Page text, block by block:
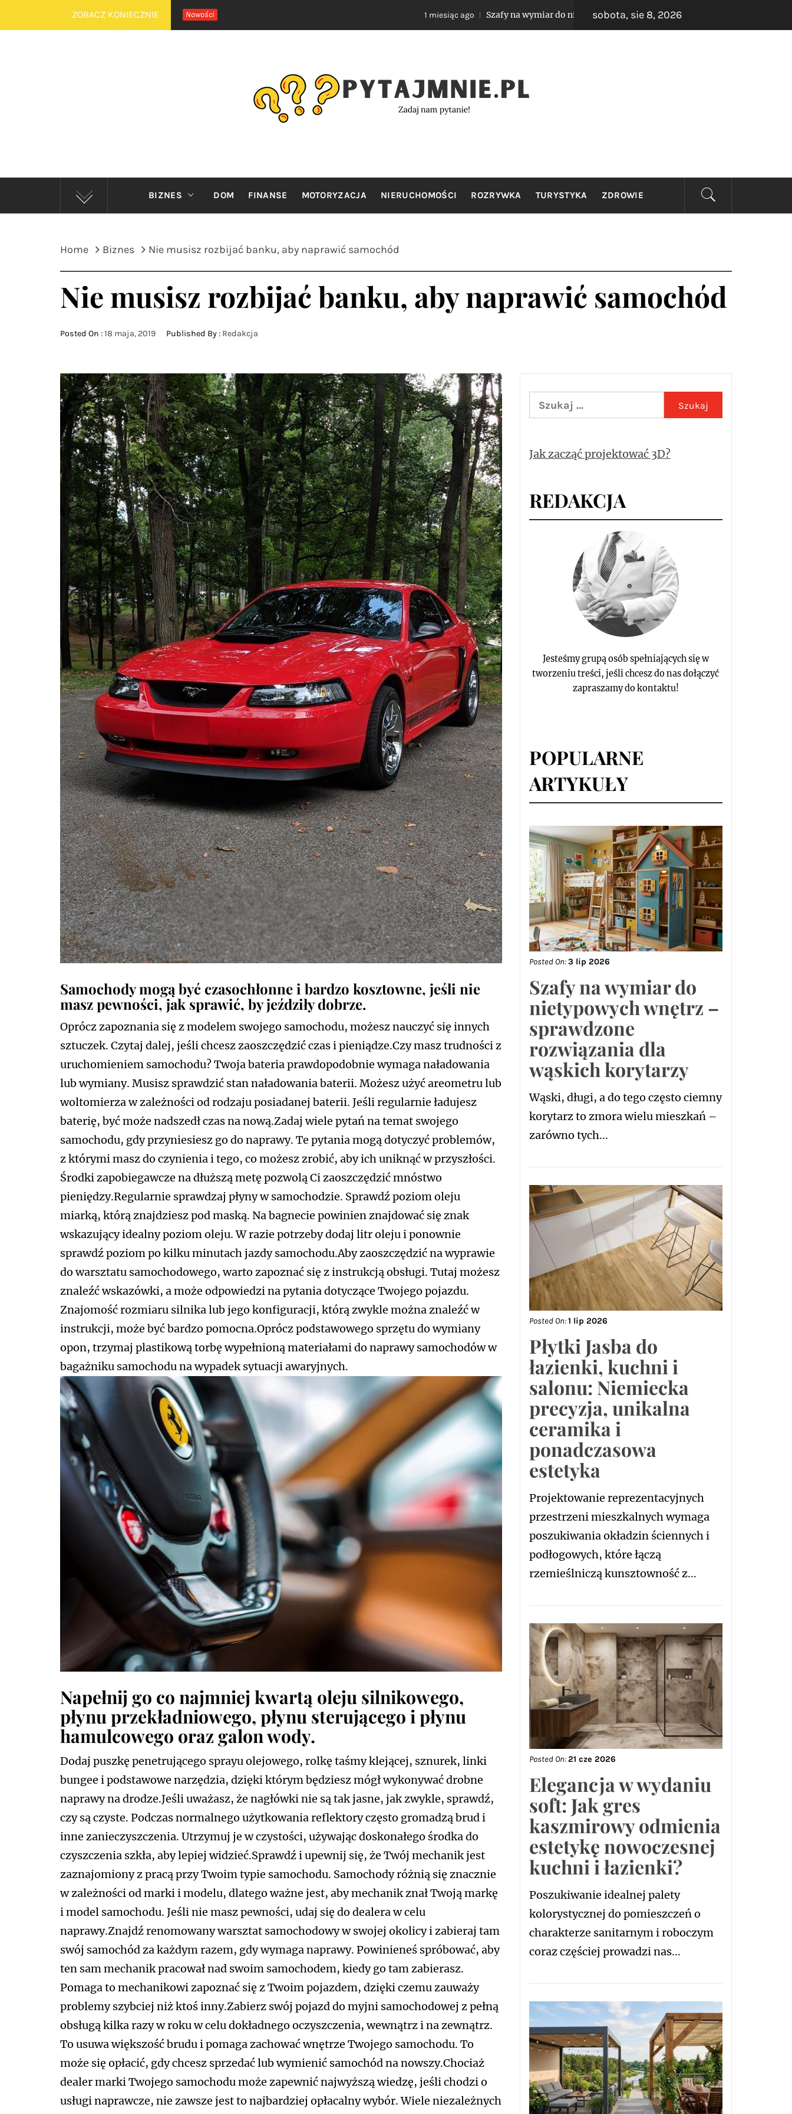
to
ZOBACZ KONIECZNIE Nowości Szafy na wymiar do nietypowych wnętrz – sprawdzone rozwiązania dla wąskich
sobota, sie 8, 2026
PYTAJMNIE.PL
Zadaj nam pytanie!
BIZNES DOM FINANSE MOTORYZACJA NIERUCHOMOŚCI ROZRYWKA TURYSTYKA ZDROWIE
Home Biznes Nie musisz rozbijać banku, aby naprawić samochód
Nie musisz rozbijać banku, aby naprawić samochód
Posted On :18 maja, 2019 Published By : Redakcja
Samochody mogą być czasochłonne i bardzo kosztowne, jeśli nie
masz pewności, jak sprawić, by jeździły dobrze.
Oprócz zapoznania się z modelem swojego samochodu, możesz nauczyć się innych
sztuczek. Czytaj dalej, jeśli chcesz zaoszczędzić czas i pieniądze.Czy masz trudności z
uruchomieniem samochodu? Twoja bateria prawdopodobnie wymaga naładowania
lub wymiany. Musisz sprawdzić stan naładowania baterii. Możesz użyć areometru lub
woltomierza w zależności od rodzaju posiadanej baterii. Jeśli regularnie ładujesz
baterię, być może nadszedł czas na nową.Zadaj wiele pytań na temat swojego
samochodu, gdy przyniesiesz go do naprawy. Te pytania mogą dotyczyć problemów,
z którymi masz do czynienia i tego, co możesz zrobić, aby ich uniknąć w przyszłości.
Środki zapobiegawcze na dłuższą metę pozwolą Ci zaoszczędzić mnóstwo
pieniędzy.Regularnie sprawdzaj płyny w samochodzie. Sprawdź poziom oleju
miarką, którą znajdziesz pod maską. Na bagnecie powinien znajdować się znak
wskazujący idealny poziom oleju. W razie potrzeby dodaj litr oleju i ponownie
sprawdź poziom po kilku minutach jazdy samochodu.Aby zaoszczędzić na wyprawie
do warsztatu samochodowego, warto zapoznać się z instrukcją obsługi. Tutaj możesz
znaleźć wskazówki, a może odpowiedzi na pytania dotyczące Twojego pojazdu.
Znajomość rozmiaru silnika lub jego konfiguracji, którą zwykle można znaleźć w
instrukcji, może być bardzo pomocna.Oprócz podstawowego sprzętu do wymiany
opon, trzymaj plastikową torbę wypełnioną materiałami do naprawy samochodów w
bagażniku samochodu na wypadek sytuacji awaryjnych.
Napełnij go co najmniej kwartą oleju silnikowego,
płynu przekładniowego, płynu sterującego i płynu
hamulcowego oraz galon wody.
Dodaj puszkę penetrującego sprayu olejowego, rolkę taśmy klejącej, sznurek, linki
bungee i podstawowe narzędzia, dzięki którym będziesz mógł wykonywać drobne
naprawy na drodze.Jeśli uważasz, że nagłówki nie są tak jasne, jak zwykle, sprawdź,
czy są czyste. Podczas normalnego użytkowania reflektory często gromadzą brud i
inne zanieczyszczenia. Utrzymuj je w czystości, używając doskonałego środka do
czyszczenia szkła, aby lepiej widzieć.Sprawdź i upewnij się, że Twój mechanik jest
zaznajomiony z pracą przy Twoim typie samochodu. Samochody różnią się znacznie
w zależności od marki i modelu, dlatego ważne jest, aby mechanik znał Twoją markę
i model samochodu. Jeśli nie masz pewności, udaj się do dealera w celu
naprawy.Znajdź renomowany warsztat samochodowy w swojej okolicy i zabieraj tam
swój samochód za każdym razem, gdy wymaga naprawy. Powinieneś spróbować, aby
ten sam mechanik pracował nad swoim samochodem, kiedy go tam zabierasz.
Pomaga to mechanikowi zapoznać się z Twoim pojazdem, dzięki czemu zauważy
problemy szybciej niż ktoś inny.Zabierz swój pojazd do myjni samochodowej z pełną
obsługą kilka razy w roku w celu dokładnego oczyszczenia, wewnątrz i na zewnątrz.
To usuwa większość brudu i pomaga zachować wnętrze Twojego samochodu. To
może się opłacić, gdy chcesz sprzedać lub wymienić samochód na nowszy.Chociaż
dealer marki Twojego samochodu może zapewnić najwyższą wiedzę, jeśli chodzi o
usługi naprawcze, nie zawsze jest to najbardziej opłacalny wybór. Wiele niezależnych
Szukaj:
Jak zacząć projektować 3D?
REDAKCJA
Jesteśmy grupą osób spełniających się w
tworzeniu treści, jeśli chcesz do nas dołączyć
zapraszamy do kontaktu!
POPULARNE
ARTYKUŁY
Posted On:3 lip 2026
Szafy na wymiar do
nietypowych wnętrz –
sprawdzone
rozwiązania dla
wąskich korytarzy
Wąski, długi, a do tego często ciemny
korytarz to zmora wielu mieszkań –
zarówno tych...
Posted On:1 lip 2026
Płytki Jasba do
łazienki, kuchni i
salonu: Niemiecka
precyzja, unikalna
ceramika i
ponadczasowa
estetyka
Projektowanie reprezentacyjnych
przestrzeni mieszkalnych wymaga
poszukiwania okładzin ściennych i
podłogowych, które łączą
rzemieślniczą kunsztowność z...
Posted On:21 cze 2026
Elegancja w wydaniu
soft: Jak gres
kaszmirowy odmienia
estetykę nowoczesnej
kuchni i łazienki?
Poszukiwanie idealnej palety
kolorystycznej do pomieszczeń o
charakterze sanitarnym i roboczym
coraz częściej prowadzi nas...